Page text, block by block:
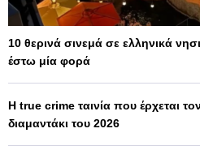
10 θερινά σινεμά σε ελληνικά
έστω μία φορά
Η true crime ταινία που έρχεται
διαμαντάκι του 2026